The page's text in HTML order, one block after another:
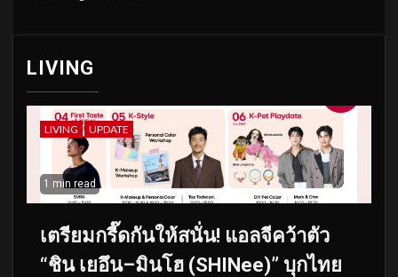
LIVING
LIVING UPDATE
1 min read
เตรียมกรี๊ดกันให้สนั่น! แอลจีคว้าตัว
“ชิน เยอึน–มินโฮ (SHINee)” บุกไทย